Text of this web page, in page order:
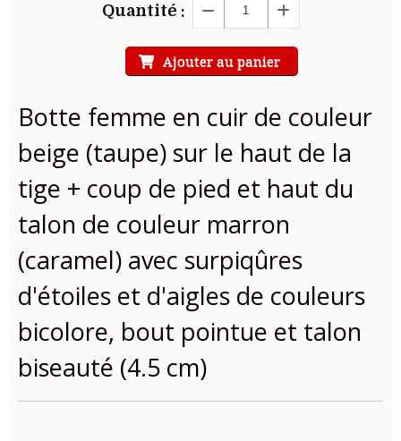
Quantité :
Ajouter au panier
Botte femme en cuir de couleur
beige (taupe) sur le haut de la
tige + coup de pied et haut du
talon de couleur marron
(caramel) avec surpiqûres
d'étoiles et d'aigles de couleurs
bicolore, bout pointue et talon
biseauté (4.5 cm)